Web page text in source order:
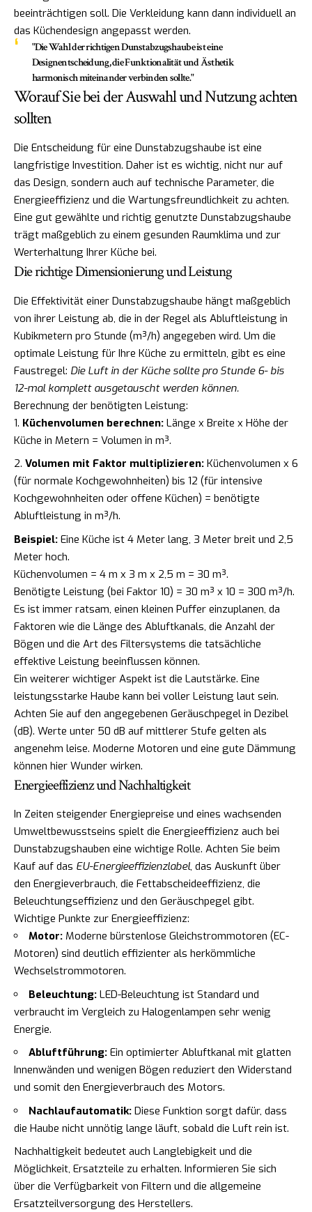
beeinträchtigen soll. Die Verkleidung kann dann individuell an
das Küchendesign angepasst werden.
"Die Wahl der richtigen Dunstabzugshaube ist eine
Designentscheidung, die Funktionalität und Ästhetik
harmonisch miteinander verbinden sollte."
Worauf Sie bei der Auswahl und Nutzung achten
sollten
Die Entscheidung für eine Dunstabzugshaube ist eine
langfristige Investition. Daher ist es wichtig, nicht nur auf
das Design, sondern auch auf technische Parameter, die
Energieeffizienz und die Wartungsfreundlichkeit zu achten.
Eine gut gewählte und richtig genutzte Dunstabzugshaube
trägt maßgeblich zu einem gesunden Raumklima und zur
Werterhaltung Ihrer Küche bei.
Die richtige Dimensionierung und Leistung
Die Effektivität einer Dunstabzugshaube hängt maßgeblich
von ihrer Leistung ab, die in der Regel als Abluftleistung in
Kubikmetern pro Stunde (m³/h) angegeben wird. Um die
optimale Leistung für Ihre Küche zu ermitteln, gibt es eine
Faustregel: Die Luft in der Küche sollte pro Stunde 6- bis
12-mal komplett ausgetauscht werden können.
Berechnung der benötigten Leistung:
Küchenvolumen berechnen: Länge x Breite x Höhe der
Küche in Metern = Volumen in m³.
Volumen mit Faktor multiplizieren: Küchenvolumen x 6
(für normale Kochgewohnheiten) bis 12 (für intensive
Kochgewohnheiten oder offene Küchen) = benötigte
Abluftleistung in m³/h.
Beispiel: Eine Küche ist 4 Meter lang, 3 Meter breit und 2,5
Meter hoch.
Küchenvolumen = 4 m x 3 m x 2,5 m = 30 m³.
Benötigte Leistung (bei Faktor 10) = 30 m³ x 10 = 300 m³/h.
Es ist immer ratsam, einen kleinen Puffer einzuplanen, da
Faktoren wie die Länge des Abluftkanals, die Anzahl der
Bögen und die Art des Filtersystems die tatsächliche
effektive Leistung beeinflussen können.
Ein weiterer wichtiger Aspekt ist die Lautstärke. Eine
leistungsstarke Haube kann bei voller Leistung laut sein.
Achten Sie auf den angegebenen Geräuschpegel in Dezibel
(dB). Werte unter 50 dB auf mittlerer Stufe gelten als
angenehm leise. Moderne Motoren und eine gute Dämmung
können hier Wunder wirken.
Energieeffizienz und Nachhaltigkeit
In Zeiten steigender Energiepreise und eines wachsenden
Umweltbewusstseins spielt die Energieeffizienz auch bei
Dunstabzugshauben eine wichtige Rolle. Achten Sie beim
Kauf auf das EU-Energieeffizienzlabel, das Auskunft über
den Energieverbrauch, die Fettabscheideeffizienz, die
Beleuchtungseffizienz und den Geräuschpegel gibt.
Wichtige Punkte zur Energieeffizienz:
Motor: Moderne bürstenlose Gleichstrommotoren (EC-
Motoren) sind deutlich effizienter als herkömmliche
Wechselstrommotoren.
Beleuchtung: LED-Beleuchtung ist Standard und
verbraucht im Vergleich zu Halogenlampen sehr wenig
Energie.
Abluftführung: Ein optimierter Abluftkanal mit glatten
Innenwänden und wenigen Bögen reduziert den Widerstand
und somit den Energieverbrauch des Motors.
Nachlaufautomatik: Diese Funktion sorgt dafür, dass
die Haube nicht unnötig lange läuft, sobald die Luft rein ist.
Nachhaltigkeit bedeutet auch Langlebigkeit und die
Möglichkeit, Ersatzteile zu erhalten. Informieren Sie sich
über die Verfügbarkeit von Filtern und die allgemeine
Ersatzteilversorgung des Herstellers.